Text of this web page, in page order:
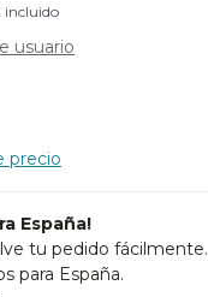
incluido
usuario
precio
España!
tu pedido fácilmente.
para España.